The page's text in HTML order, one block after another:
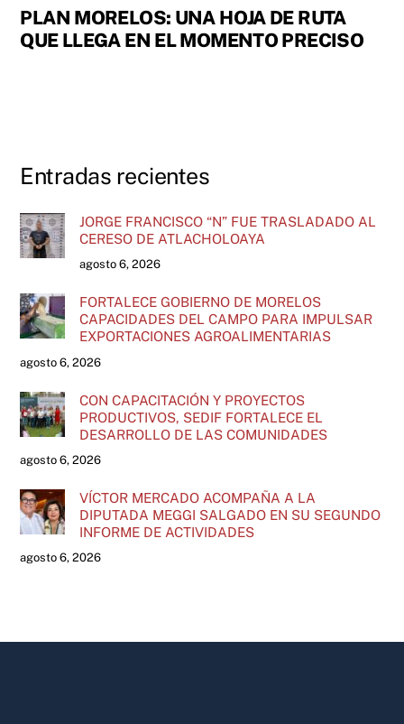
PLAN MORELOS: UNA HOJA DE RUTA
QUE LLEGA EN EL MOMENTO PRECISO
Entradas recientes
JORGE FRANCISCO “N” FUE TRASLADADO AL
CERESO DE ATLACHOLOAYA
agosto 6, 2026
FORTALECE GOBIERNO DE MORELOS
CAPACIDADES DEL CAMPO PARA IMPULSAR
EXPORTACIONES AGROALIMENTARIAS
agosto 6, 2026
CON CAPACITACIÓN Y PROYECTOS
PRODUCTIVOS, SEDIF FORTALECE EL
DESARROLLO DE LAS COMUNIDADES
agosto 6, 2026
VÍCTOR MERCADO ACOMPAÑA A LA
DIPUTADA MEGGI SALGADO EN SU SEGUNDO
INFORME DE ACTIVIDADES
agosto 6, 2026